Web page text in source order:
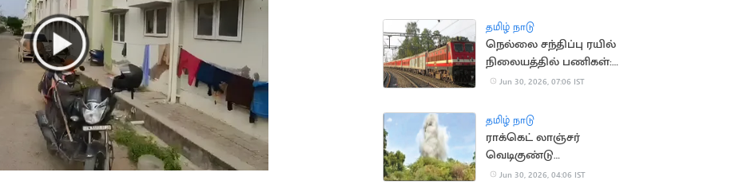
தமிழ் நாடு
நெல்லை சந்திப்பு ரயில்
நிலையத்தில் பணிகள்:
27 ரயில்கள் ரத்து
Jun 30, 2026, 07:06 IST
தமிழ் நாடு
ராக்கெட் லாஞ்சர்
வெடிகுண்டு
செயலிழக்கச்
Jun 30, 2026, 04:06 IST